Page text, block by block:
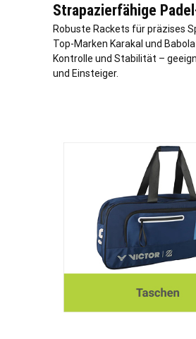
Strapazierfähige
Robuste Rackets für präzises
Top-Marken Karakal und
Kontrolle und Stabilität –
und Einsteiger.